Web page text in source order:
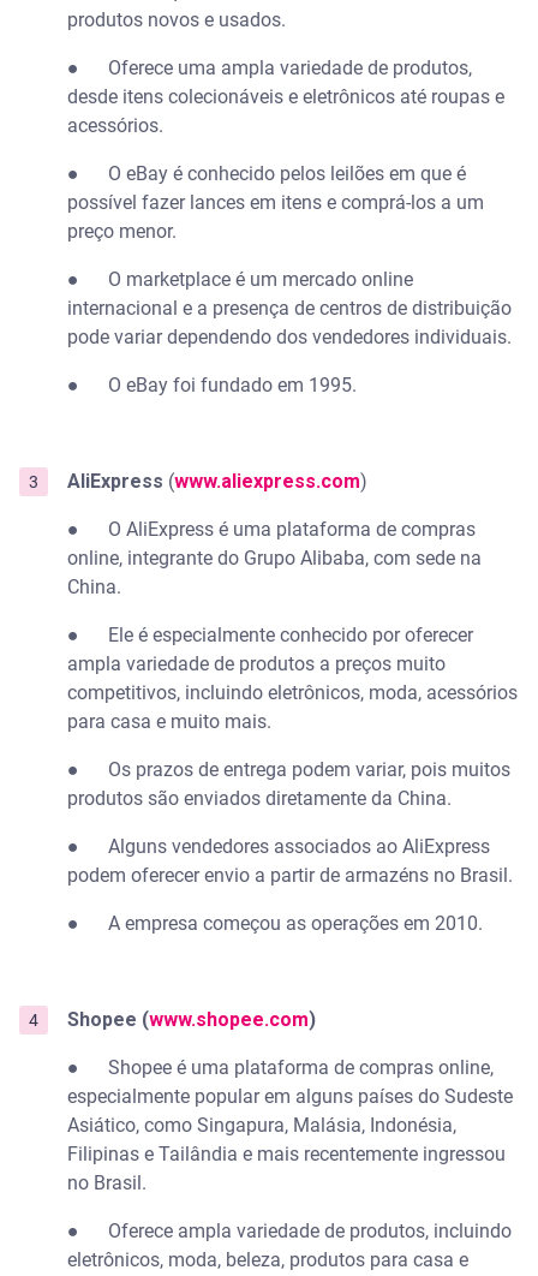
produtos novos e usados.
● Oferece uma ampla variedade de produtos,
desde itens colecionáveis e eletrônicos até roupas e
acessórios.
● O eBay é conhecido pelos leilões em que é
possível fazer lances em itens e comprá-los a um
preço menor.
● O marketplace é um mercado online
internacional e a presença de centros de distribuição
pode variar dependendo dos vendedores individuais.
● O eBay foi fundado em 1995.
AliExpress (www.aliexpress.com)
● O AliExpress é uma plataforma de compras
online, integrante do Grupo Alibaba, com sede na
China.
●
Ele é especialmente conhecido por oferecer
ampla variedade de produtos a preços muito
competitivos, incluindo eletrônicos, moda, acessórios
para casa e muito mais.
● Os prazos de entrega podem variar, pois muitos
produtos são enviados diretamente da China.
● Alguns vendedores associados ao AliExpress
podem oferecer envio a partir de armazéns no Brasil.
● A empresa começou as operações em 2010.
Shopee (www.shopee.com)
● Shopee é uma plataforma de compras online,
especialmente popular em alguns países do Sudeste
Asiático, como Singapura, Malásia, Indonésia,
Filipinas e Tailândia e mais recentemente ingressou
no Brasil.
● Oferece ampla variedade de produtos, incluindo
eletrônicos, moda, beleza, produtos para casa e